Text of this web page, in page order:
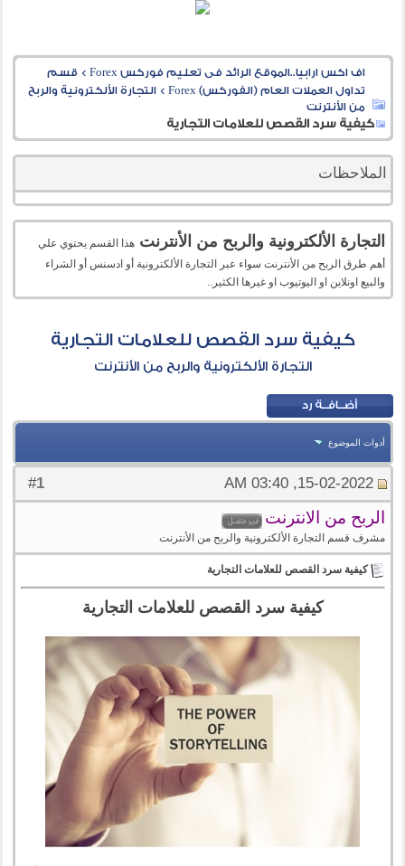
اف اكس ارابيا..الموقع الرائد فى تعليم فوركس Forex > قسم
تداول العملات العام (الفوركس) Forex
>التجارة الألكترونية والربح
من الأنترنت
كيفية سرد القصص للعلامات التجارية
الملاحظات
التجارة الألكترونية والربح من الأنترنت هذا القسم يحتوي علي
أهم طرق الربح من الأنترنت سواء عبر التجارة الألكترونية أو ادسنس أو الشراء
والبيع اونلاين او اليوتيوب او غيرها الكثير..
كيفية سرد القصص للعلامات التجارية
التجارة الألكترونية والربح من الأنترنت
أدوات الموضوع
#
1 15-02-2022, 03:40 AM
الربح من الانترنت
مشرف قسم التجارة الألكترونية والربح من الأنترنت
كيفية سرد القصص للعلامات التجارية
كيفية سرد القصص للعلامات التجارية